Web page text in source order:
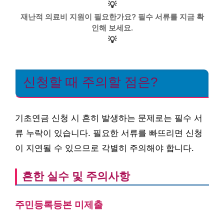
💡
재난적 의료비 지원이 필요한가요? 필수 서류를 지금 확
인해 보세요.
💡
신청할 때 주의할 점은?
기초연금 신청 시 흔히 발생하는 문제로는 필수 서
류 누락이 있습니다. 필요한 서류를 빠뜨리면 신청
이 지연될 수 있으므로 각별히 주의해야 합니다.
흔한 실수 및 주의사항
주민등록등본 미제출